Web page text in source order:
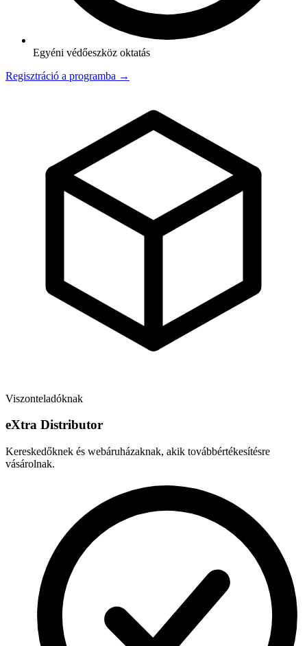
Egyéni védőeszköz oktatás
Regisztráció a programba →
Viszonteladóknak
eXtra Distributor
Kereskedőknek és webáruházaknak, akik továbbértékesítésre
vásárolnak.